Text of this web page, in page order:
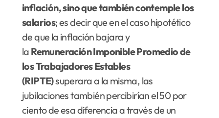
inflación, sino que también contemple los
salarios; es decir que en el caso hipotético
de que la inflación bajara y
la Remuneración Imponible Promedio de
los Trabajadores Estables
(RIPTE)superara a la misma, las
jubilaciones también percibirían el 50 por
ciento de esa diferencia a través de un